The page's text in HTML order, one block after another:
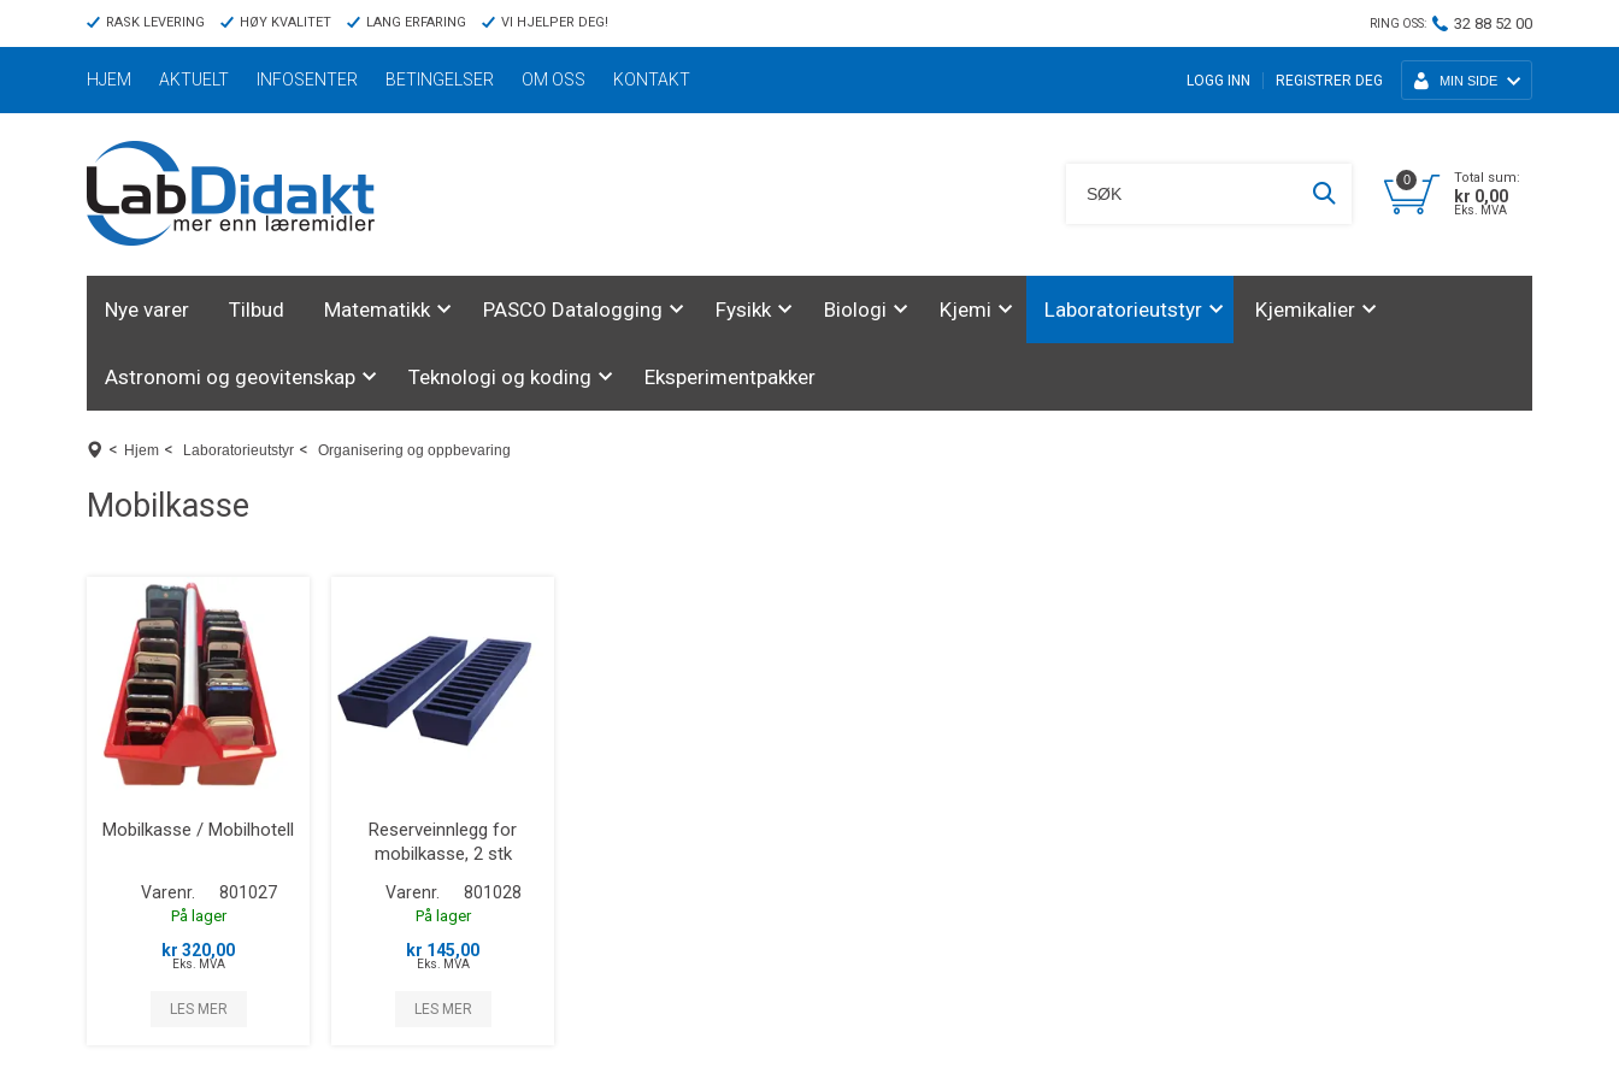
RASK LEVERING HØY KVALITET LANG ERFARING VI HJELPER DEG! RING OSS: 32 88 52 00
HJEM AKTUELT INFOSENTER BETINGELSER OM OSS KONTAKT MIN SIDE
LOGG INN REGISTRER DEG
0 Total sum:
kr 0,00
Eks. MVA
Nye varer Tilbud Matematikk PASCO Datalogging Fysikk Biologi Kjemi Laboratorieutstyr Kjemikalier
Astronomi og geovitenskap Teknologi og koding Eksperimentpakker
< Hjem < Laboratorieutstyr < Organisering og oppbevaring
Mobilkasse
Mobilkasse / Mobilhotell
Varenr. 801027
På lager
kr 320,00
Eks. MVA
LES MER
Reserveinnlegg for
mobilkasse, 2 stk
Varenr. 801028
På lager
kr 145,00
Eks. MVA
LES MER